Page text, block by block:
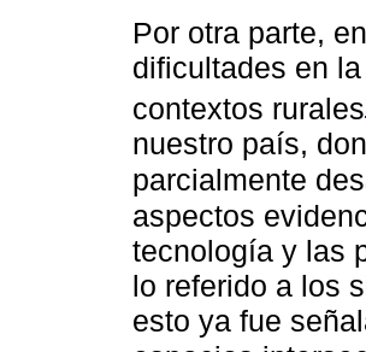
Por otra parte,
dificultades en
contextos rurales
nuestro país,
parcialmente
aspectos
tecnología y las
lo referido a los
esto ya fue